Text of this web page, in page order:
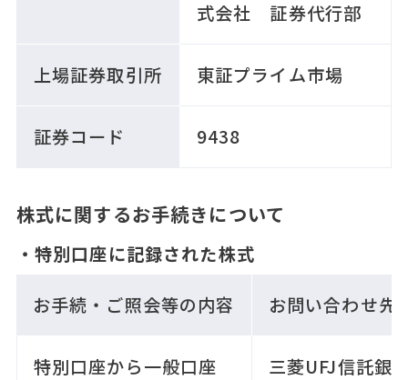
式会社 証券代行部
上場証券取引所 東証プライム市場
証券コード 9438
株式に関するお手続きについて
・特別口座に記録された株式
お手続・ご照会等の内容
お問い合わせ先
特別口座から一般口座
三菱UFJ信託銀